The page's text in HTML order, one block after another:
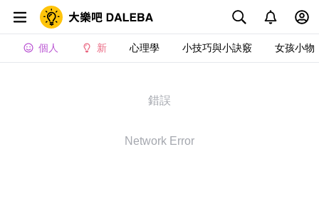
個人 新 心理學 小技巧與小訣竅 女孩小物
錯誤
Network Error